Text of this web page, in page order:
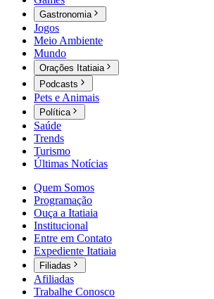
Gastronomia
Jogos
Meio Ambiente
Mundo
Orações Itatiaia
Podcasts
Pets e Animais
Política
Saúde
Trends
Turismo
Últimas Notícias
Quem Somos
Programação
Ouça a Itatiaia
Institucional
Entre em Contato
Expediente Itatiaia
Filiadas
Afiliadas
Trabalhe Conosco